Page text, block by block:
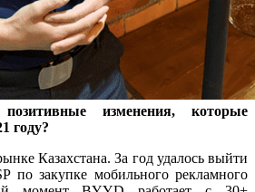
изменения, которые
году?
Казахстана. За год удалось выйти
по закупке мобильного рекламного